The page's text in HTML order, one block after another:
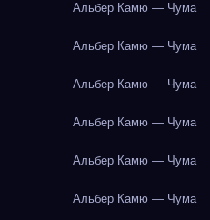
Альбер Камю — Чума
Альбер Камю — Чума
Альбер Камю — Чума
Альбер Камю — Чума
Альбер Камю — Чума
Альбер Камю — Чума